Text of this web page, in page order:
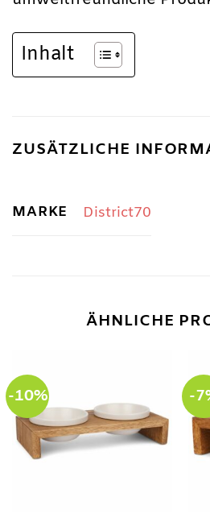
Inhalt
ZUSÄTZLICHE
MARKE District70
ÄHNLICHE
-10% -